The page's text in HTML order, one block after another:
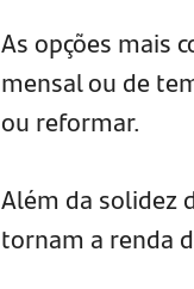
As opções mais
mensal ou de
ou reformar.
Além da solidez
tornam a renda